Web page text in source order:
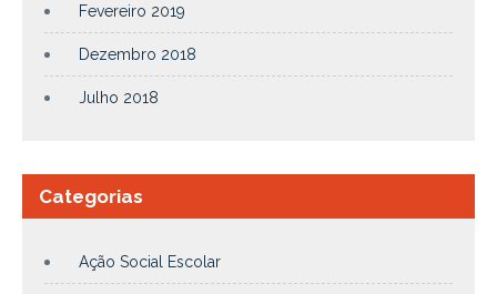
Fevereiro 2019
Dezembro 2018
Julho 2018
Categorias
Ação Social Escolar